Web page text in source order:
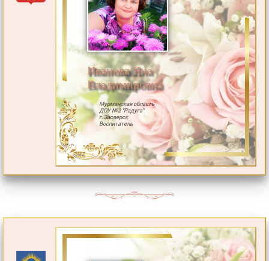
Иванова Яна
Владимировна
Мурманская область
ДОУ №2 "Радуга"
г.Заозерск
Воспитатель